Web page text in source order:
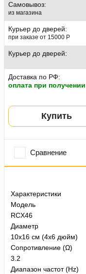
Самовывоз:
из магазина
Курьер до дверей:
при заказе от 15000 P
Курьер до дверей:
Доставка по РФ:
оплата при получении
Купить
Сравнение
Характеристики
Модель
RCX46
Диаметр
10x16 см (4x6 дюйм)
Сопротивление (Ω)
3.2
Диапазон частот (Hz)